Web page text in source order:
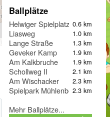
Ballplätze
Helwiger Spielplatz 0.6 km
Liasweg 1.0 km
Lange Straße 1.3 km
Geveker Kamp 1.9 km
Am Kalkbruche 1.9 km
Schollweg II 2.1 km
Am Wischacker 2.3 km
Spielpark Mühlenberg2.3 km
Mehr Ballplätze...